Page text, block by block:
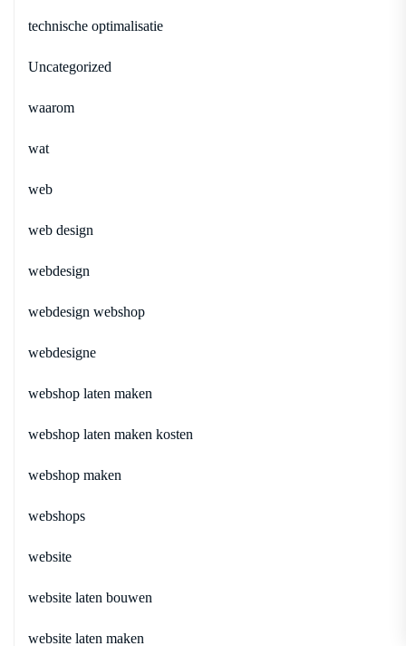
technische optimalisatie
Uncategorized
waarom
wat
web
web design
webdesign
webdesign webshop
webdesigne
webshop laten maken
webshop laten maken kosten
webshop maken
webshops
website
website laten bouwen
website laten maken